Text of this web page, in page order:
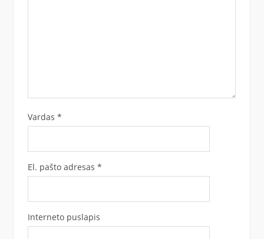
Vardas *
El. pašto adresas *
Interneto puslapis